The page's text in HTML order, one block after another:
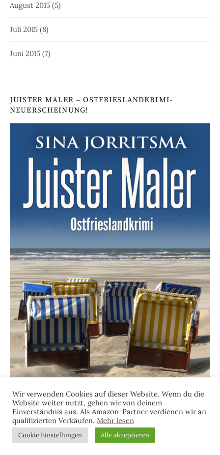
August 2015 (5)
Juli 2015 (8)
Juni 2015 (7)
JUISTER MALER – OSTFRIESLANDKRIMI-
NEUERSCHEINUNG!
Wir verwenden Cookies auf dieser Website. Wenn du die
Website weiter nutzt, gehen wir von deinem
Einverständnis aus. Als Amazon-Partner verdienen wir an
qualifizierten Verkäufen. Mehr lesen
Cookie Einstellungen Alle akzeptieren